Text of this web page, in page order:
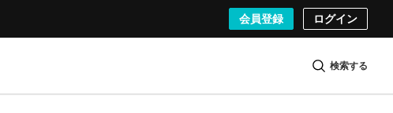
会員登録 ログイン
検索する